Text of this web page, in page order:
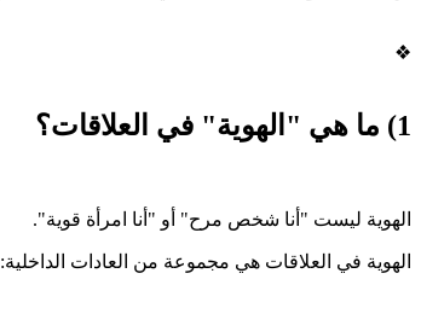
❖
1) ما هي "الهوية" في العلاقات؟
الهوية ليست "أنا شخص مرح" أو "أنا امرأة قوية".
الهوية في العلاقات هي مجموعة من العادات الداخلية: